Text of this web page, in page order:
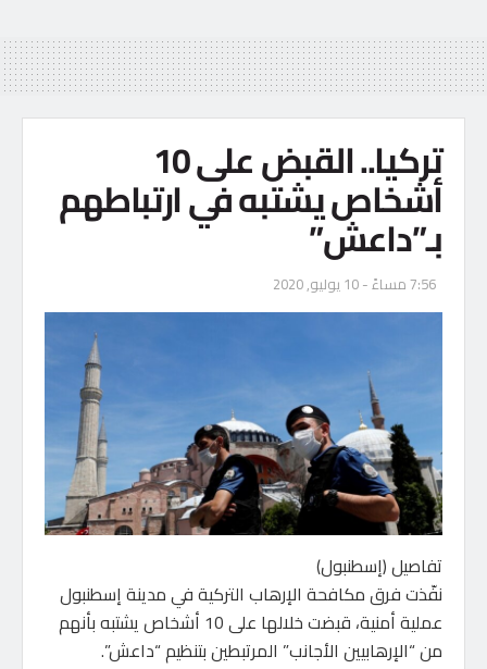
تركيا.. القبض على 10
أشخاص يشتبه في ارتباطهم
بـ”داعش”
7:56 مساءً - 10 يوليو, 2020
تفاصيل (إسطنبول)
نفّذت فرق مكافحة الإرهاب التركية في مدينة إسطنبول
عملية أمنية، قبضت خلالها على 10 أشخاص يشتبه بأنهم
من “الإرهابيين الأجانب” المرتبطين بتنظيم “داعش”.